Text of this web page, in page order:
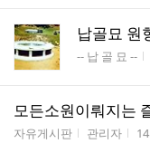
납골묘 원
게시판명
-- 납 골 묘 --
모든소원이뤄지는
게시판명
자유게시판 작성자
관리자